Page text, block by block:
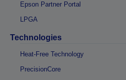
Epson Partner Portal
LPGA
Technologies
Heat-Free Technology
PrecisionCore